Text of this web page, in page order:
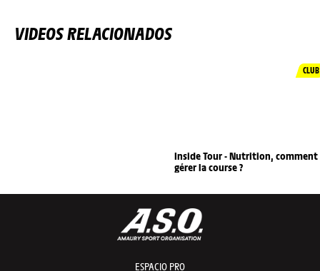
VIDEOS RELACIONADOS
CLUB
Inside Tour - Nutrition, comment
gérer la course ?
ESPACIO PRO